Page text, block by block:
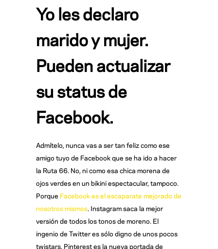
Yo les declaro
marido y mujer.
Pueden actualizar
su status de
Facebook.
Admítelo, nunca vas a ser tan feliz como ese
amigo tuyo de Facebook que se ha ido a hacer
la Ruta 66. No, ni como esa chica morena de
ojos verdes en un bikini espectacular, tampoco.
Porque Facebook es el escaparate mejorado de
nosotros mismos. Instagram saca la mejor
versión de todos los tonos de moreno. El
ingenio de Twitter es sólo digno de unos pocos
twistars. Pinterest es la nueva portada de